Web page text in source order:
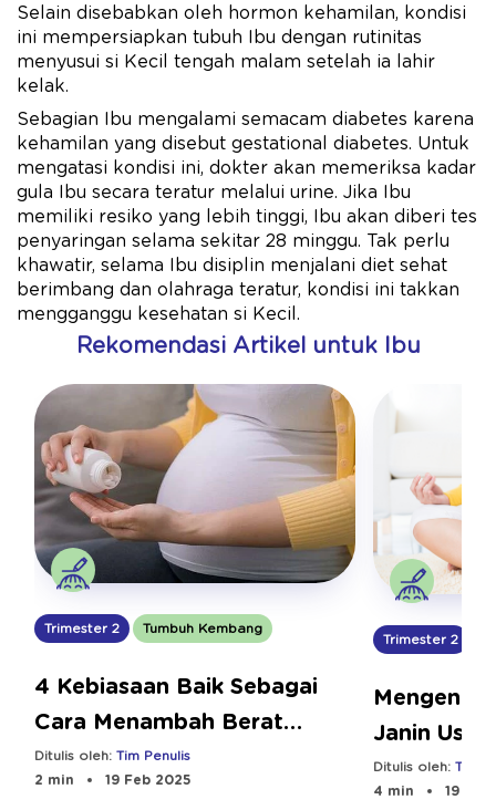
Selain disebabkan oleh hormon kehamilan, kondisi
ini mempersiapkan tubuh Ibu dengan rutinitas
menyusui si Kecil tengah malam setelah ia lahir
kelak.
Sebagian Ibu mengalami semacam diabetes karena
kehamilan yang disebut gestational diabetes. Untuk
mengatasi kondisi ini, dokter akan memeriksa kadar
gula Ibu secara teratur melalui urine. Jika Ibu
memiliki resiko yang lebih tinggi, Ibu akan diberi tes
penyaringan selama sekitar 28 minggu. Tak perlu
khawatir, selama Ibu disiplin menjalani diet sehat
berimbang dan olahraga teratur, kondisi ini takkan
mengganggu kesehatan si Kecil.
Rekomendasi Artikel untuk Ibu
Trimester 2 Tumbuh Kembang
4 Kebiasaan Baik Sebagai
Cara Menambah Berat
Badan Janin
Ditulis oleh: Tim Penulis
2 min
19 Feb 2025
Trimester 2
Mengenal
Janin Usia
Ditulis oleh: Tim
4 min
19 Feb